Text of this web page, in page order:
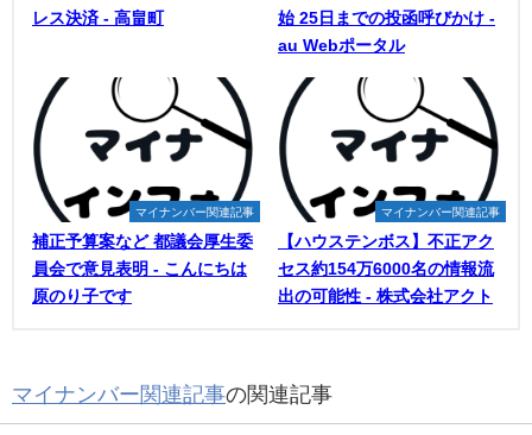
レス決済 - 高畠町
始 25日までの投函呼びかけ -
au Webポータル
マイナンバー関連記事
補正予算案など 都議会厚生委
員会で意見表明 - こんにちは
原のり子です
マイナンバー関連記事
【ハウステンボス】不正アク
セス約154万6000名の情報流
出の可能性 - 株式会社アクト
マイナンバー関連記事の関連記事